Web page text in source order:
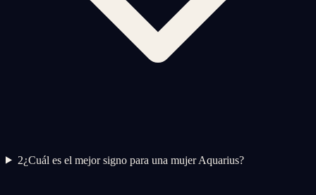
2¿Cuál es el mejor signo para una mujer Aquarius?